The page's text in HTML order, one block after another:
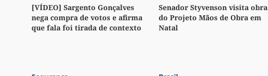
[VÍDEO] Sargento Gonçalves
nega compra de votos e afirma
que fala foi tirada de contexto
Senador Styvenson visita obra
do Projeto Mãos de Obra em
Natal